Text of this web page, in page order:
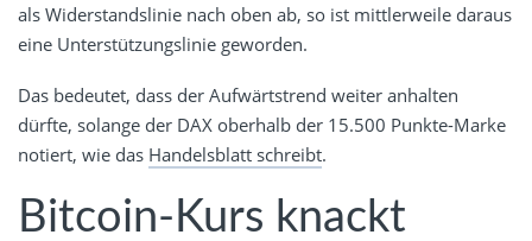
als Widerstandslinie nach oben ab, so ist mittlerweile daraus
eine Unterstützungslinie geworden.
Das bedeutet, dass der Aufwärtstrend weiter anhalten
dürfte, solange der DAX oberhalb der 15.500 Punkte-Marke
notiert, wie das Handelsblatt schreibt.
Bitcoin-Kurs knackt